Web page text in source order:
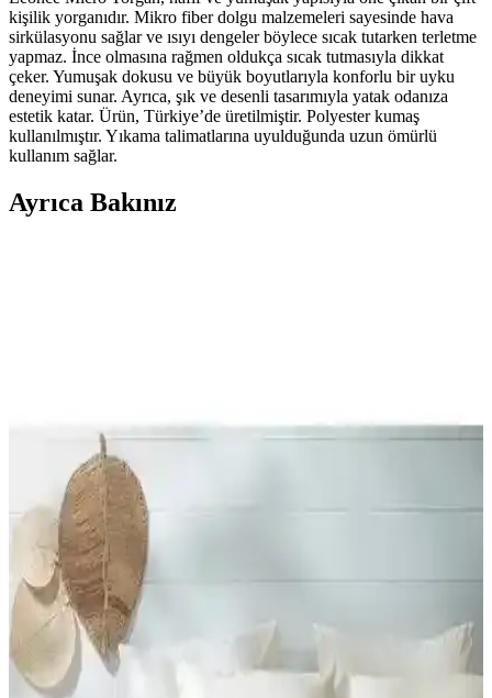
kişilik yorganıdır. Mikro fiber dolgu malzemeleri sayesinde hava
sirkülasyonu sağlar ve ısıyı dengeler böylece sıcak tutarken terletme
yapmaz. İnce olmasına rağmen oldukça sıcak tutmasıyla dikkat
çeker. Yumuşak dokusu ve büyük boyutlarıyla konforlu bir uyku
deneyimi sunar. Ayrıca, şık ve desenli tasarımıyla yatak odanıza
estetik katar. Ürün, Türkiye’de üretilmiştir. Polyester kumaş
kullanılmıştır. Yıkama talimatlarına uyulduğunda uzun ömürlü
kullanım sağlar.
Ayrıca Bakınız
Merinos Comforter Seti Çift Kişilik Yatak Takımı
Yüksek Kalite ve Şıklık Sunar
Merinos Comforter Seti, doğal pamuk malzemesi ve şık tasarımıyla
çift kişilik yataklar için ideal, sıcak tutan ve konfor sağlayan yüksek
kaliteli yatak örtüsü setidir.
Yataş Dacron Quallofil Tek Kişilik XL Yorgan:
Yüksek Isı Yalıtımı ve Konfor Sağlar
Yataş Dacron® Quallofil Tek Kişilik XL Yorgan, üstün ısı yalıtımı,
hafif ve yumuşak yapısıyla soğuk mevsimlerde ideal, estetik ve
dayanıklı uyku ürünüdür.